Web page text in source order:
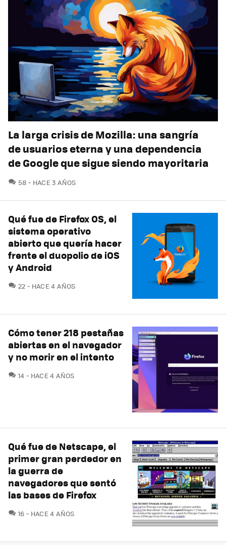
La larga crisis de Mozilla: una sangría
de usuarios eterna y una dependencia
de Google que sigue siendo mayoritaria
58 COMENTARIOS
HACE 3 AÑOS
Qué fue de Firefox OS, el
sistema operativo
abierto que quería hacer
frente el duopolio de iOS
y Android
22 COMENTARIOS
HACE 4 AÑOS
Cómo tener 218 pestañas
abiertas en el navegador
y no morir en el intento
14 COMENTARIOS
HACE 4 AÑOS
Qué fue de Netscape, el
primer gran perdedor en
la guerra de
navegadores que sentó
las bases de Firefox
16 COMENTARIOS
HACE 4 AÑOS